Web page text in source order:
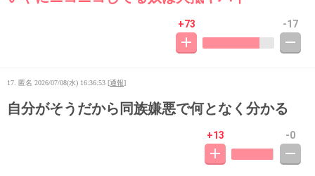
+73 -17
17. 匿名 2026/07/08(水) 16:36:53 [通報]
自分がそうだから同族嫌悪で何となく分かる
+13 -0